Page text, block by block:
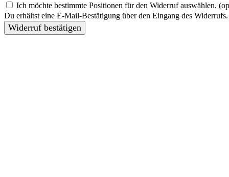
Ich möchte bestimmte Positionen für den Widerruf auswählen.
Du erhältst eine E-Mail-Bestätigung über den Eingang des
Widerruf bestätigen